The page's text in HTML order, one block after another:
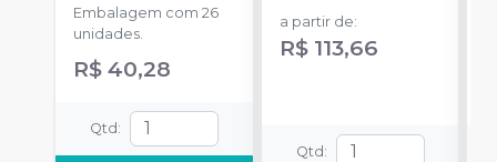
Embalagem com 26
unidades.
R$ 40,28
Qtd :
a partir de:
R$ 113,66
Qtd :